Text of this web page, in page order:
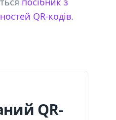
QR-кодів.
QR-